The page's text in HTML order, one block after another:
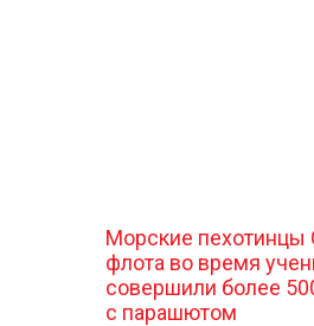
Морские пехотинцы
флота во время
совершили более
с парашютом